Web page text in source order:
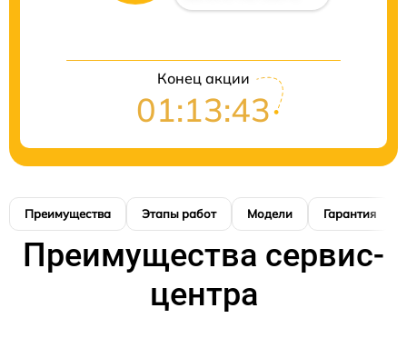
Конец акции
01:13:41
Преимущества Этапы работ Модели Гарантия
Преимущества сервис-
центра